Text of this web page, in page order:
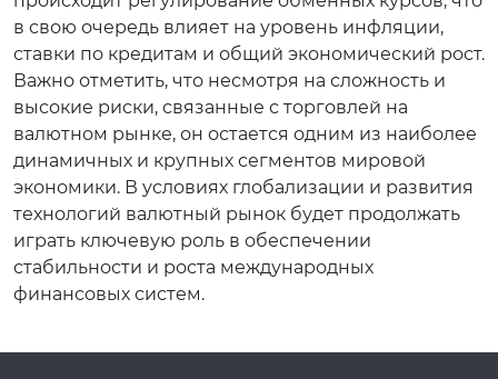
в свою очередь влияет на уровень инфляции,
ставки по кредитам и общий экономический рост.
Важно отметить, что несмотря на сложность и
высокие риски, связанные с торговлей на
валютном рынке, он остается одним из наиболее
динамичных и крупных сегментов мировой
экономики. В условиях глобализации и развития
технологий валютный рынок будет продолжать
играть ключевую роль в обеспечении
стабильности и роста международных
финансовых систем.